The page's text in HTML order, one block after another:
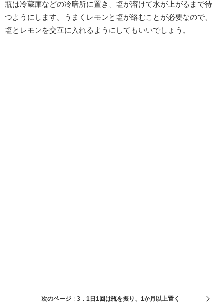
瓶は冷蔵庫などの冷暗所に置き、塩が溶けて水が上がるまで待
つようにします。うまくレモンと塩が絡むことが必要なので、
塩とレモンを交互に入れるようにしてもいいでしょう。
次のページ：3．1日1回は瓶を振り、1か月以上置く